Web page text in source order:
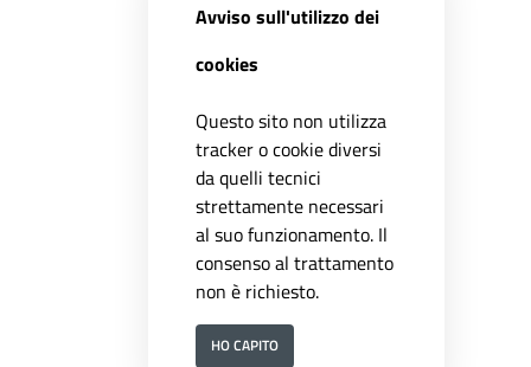
Avviso sull'utilizzo dei
cookies
Questo sito non utilizza
tracker o cookie diversi
da quelli tecnici
strettamente necessari
al suo funzionamento. Il
consenso al trattamento
non è richiesto.
HO CAPITO